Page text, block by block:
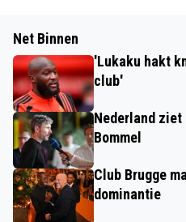
Net Binnen
'Lukaku hakt
club'
Nederland ziet
Bommel
Club Brugge
dominantie